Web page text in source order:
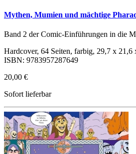
Mythen, Mumien und mächtige
Band 2 der Comic-Einführungen in die
Hardcover, 64 Seiten, farbig, 29,7 x 21,6
ISBN: 9783957287649
20,00 €
Sofort lieferbar